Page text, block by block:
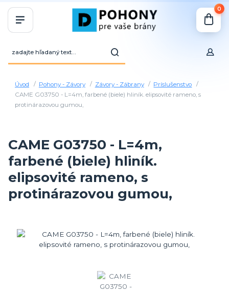
0
Úvod Pohony - Závory Závory - Zábrany
Príslušenstvo
CAME G03750 - L=4m, farbené (biele) hliník. elipsovité rameno, s
protinárazovou gumou,
CAME G03750 - L=4m,
farbené (biele) hliník.
elipsovité rameno, s
protinárazovou gumou,